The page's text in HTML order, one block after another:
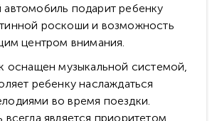
подарит ребенку
роскоши и возможность
центром внимания.
оснащен музыкальной системой,
ребенку наслаждаться
во время поездки.
является приоритетом,